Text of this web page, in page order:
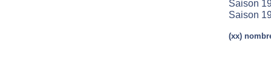
Saison
Saison
(xx)